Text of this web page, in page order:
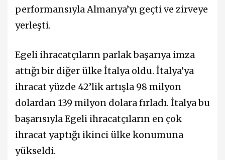
performansıyla Almanya’yı geçti ve zirveye
yerleşti.
Egeli ihracatçıların parlak başarıya imza
attığı bir diğer ülke İtalya oldu. İtalya’ya
ihracat yüzde 42’lik artışla 98 milyon
dolardan 139 milyon dolara fırladı. İtalya bu
başarısıyla Egeli ihracatçıların en çok
ihracat yaptığı ikinci ülke konumuna
yükseldi.